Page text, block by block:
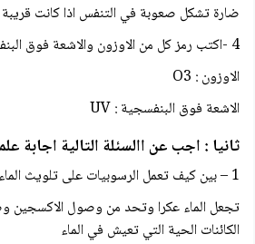
ضارة تشكل صعوبة في التنفس اذا كانت
4 -اكتب رمز كل من الاوزون والاشعة فوق البنفسجية؟
الاوزون : O3
الاشعة فوق البنفسجية : UV
ثانيا : اجب عن االسئلة التالية اجابة
1 – بين كيف تعمل الرسوبيات على تلويث الماء ؟
تجعل الماء عكرا وتحد من وصول الاكسجين
الكائنات الحية التي تعيش في الماء